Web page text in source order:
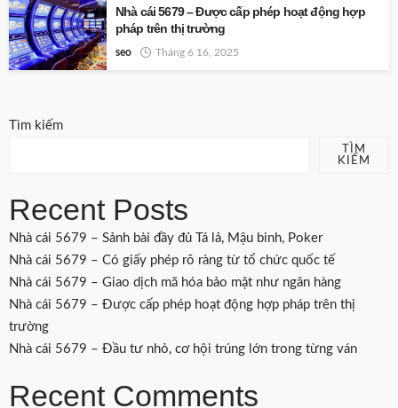
Nhà cái 5679 – Được cấp phép hoạt động hợp
pháp trên thị trường
seo Tháng 6 16, 2025
Tìm kiếm
TÌM
KIẾM
Recent Posts
Nhà cái 5679 – Sảnh bài đầy đủ Tá lả, Mậu binh, Poker
Nhà cái 5679 – Có giấy phép rõ ràng từ tổ chức quốc tế
Nhà cái 5679 – Giao dịch mã hóa bảo mật như ngân hàng
Nhà cái 5679 – Được cấp phép hoạt động hợp pháp trên thị
trường
Nhà cái 5679 – Đầu tư nhỏ, cơ hội trúng lớn trong từng ván
Recent Comments